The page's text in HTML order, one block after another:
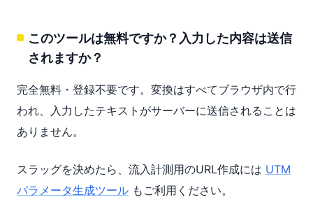
このツールは無料ですか？入力した内容は送信
されますか？
完全無料・登録不要です。変換はすべてブラウザ内で行
われ、入力したテキストがサーバーに送信されることは
ありません。
スラッグを決めたら、流入計測用のURL作成には UTM
パラメータ生成ツール もご利用ください。